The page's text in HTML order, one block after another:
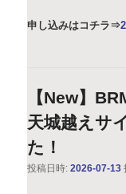
申し込みはコチラ⇒
【New】
天城越えサ
た！
投稿日時:2026-07-13